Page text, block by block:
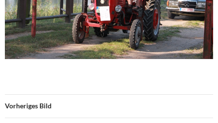
Vorheriges Bild